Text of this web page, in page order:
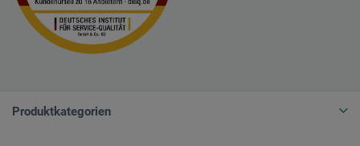
Produktkategorien